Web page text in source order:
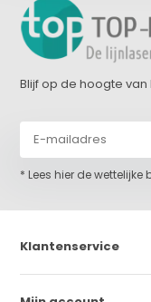
Blijf op de hoogte
* Lees hier de wettelijke
Klantenservice